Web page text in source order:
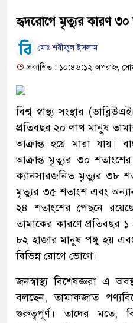
হৃদরোগে মৃত্যুর কারণ ৩০
মোঃ শরীফুল ইসলাম
প্রকাশিত : ১০:৪৬:১২ অপরাহ্ন,
বিশ্ব স্বাস্থ্য সংস্থার
প্রতিবছর ২০ লাখ মানুষ
আক্রান্ত হয়ে মারা যায়।
আক্রান্ত মৃত্যুর ৩০
ক্যানসারজনিত মৃত্যুর ৩৮
মৃত্যুর ৩৫ শতাংশ এবং
২৪ শতাংশের পেছনে
তামাকের কারণে প্রতিবছর
৮২ হাজার মানুষ পঙ্গু হয়
বিভিন্ন রোগে ভোগে।
জনস্বাস্থ্য বিশেষজ্ঞরা এ
বলছেন, তামাকজাত
গুরুত্বপূর্ণ। তাদের মতে,